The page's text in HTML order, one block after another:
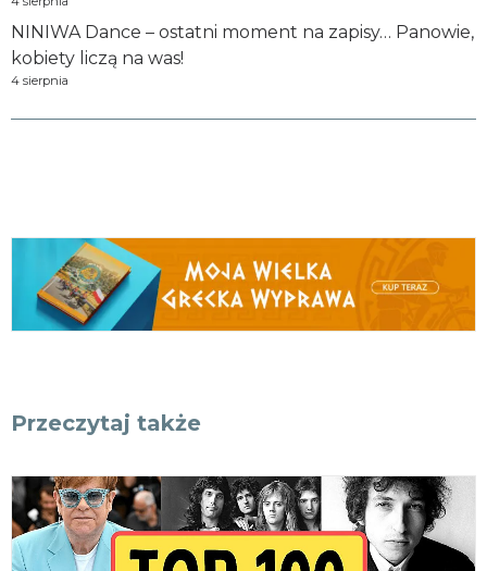
NINIWA Dance – ostatni moment na zapisy… Panowie,
kobiety liczą na was!
4 sierpnia
Przeczytaj także